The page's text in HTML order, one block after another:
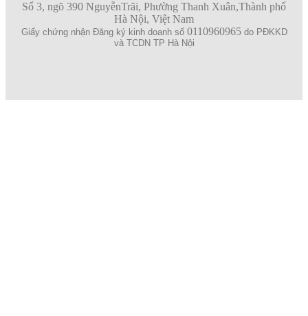
Số 3, ngõ 390 NguyễnTrãi, Phường Thanh Xuân,Thành phố
Hà Nội, Việt Nam
Giấy chứng nhận Đăng ký kinh doanh số 0110960965do PĐKKD
và TCDN TP Hà Nội